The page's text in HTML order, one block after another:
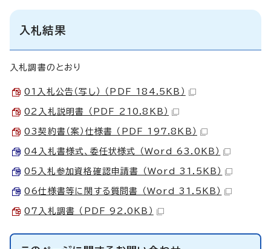
入札結果
入札調書のとおり
01入札公告（写し） （PDF 184.5KB）
02入札説明書 （PDF 210.8KB）
03契約書（案）仕様書 （PDF 197.8KB）
04入札書様式、委任状様式 （Word 63.0KB）
05入札参加資格確認申請書 （Word 31.5KB）
06仕様書等に関する質問書 （Word 31.5KB）
07入札調書 （PDF 92.0KB）